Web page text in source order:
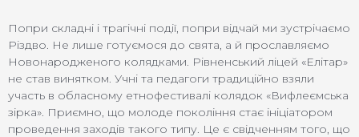
Попри складні і трагічні події, попри відчай ми зустрічаємо
Різдво. Не лише готуємося до свята, а й прославляємо
Новонародженого колядками. Рівненський ліцей «Елітар»
не став винятком. Учні та педагоги традиційно взяли
участь в обласному етнофестивалі колядок «Вифлеємська
зірка». Приємно, що молоде покоління стає ініціатором
проведення заходів такого типу. Це є свідченням того, що